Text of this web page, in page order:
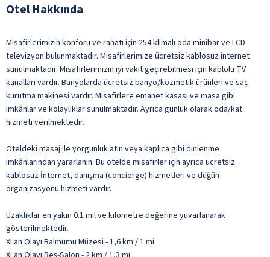
Otel Hakkında
Misafirlerimizin konforu ve rahatı için 254 klimalı oda minibar ve LCD
televizyon bulunmaktadır. Misafirlerimize ücretsiz kablosuz internet
sunulmaktadır. Misafirlerimizin iyi vakit geçirebilmesi için kablolu TV
kanalları vardır. Banyolarda ücretsiz banyo/kozmetik ürünleri ve saç
kurutma makinesi vardır. Misafirlere emanet kasası ve masa gibi
imkânlar ve kolaylıklar sunulmaktadır. Ayrıca günlük olarak oda/kat
hizmeti verilmektedir.
Oteldeki masaj ile yorgunluk atın veya kaplıca gibi dinlenme
imkânlarından yararlanın. Bu otelde misafirler için ayrıca ücretsiz
kablosuz İnternet, danışma (concierge) hizmetleri ve düğün
organizasyonu hizmeti vardır.
Uzaklıklar en yakın 0.1 mil ve kilometre değerine yuvarlanarak
gösterilmektedir.
Xi an Olayı Balmumu Müzesi - 1,6 km / 1 mi